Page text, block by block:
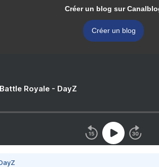
Créer un blog sur
Créer un blog
Royale - DayZ